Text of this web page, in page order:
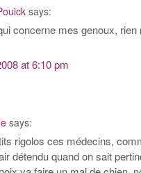
says:
concerne mes genoux, rien
at 6:10 pm
says:
rigolos ces médecins,
détendu quand on sait